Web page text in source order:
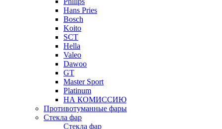
Hans Pries
Bosch
Koito
SCT
Hella
Valeo
Dawoo
GT
Master Sport
Platinum
НА КОМИССИЮ
Противотуманные фары
Стекла фар
Стекла фар